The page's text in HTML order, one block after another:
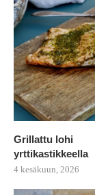
Grillattu lohi
yrttikastikkeella
4 kesäkuun, 2026